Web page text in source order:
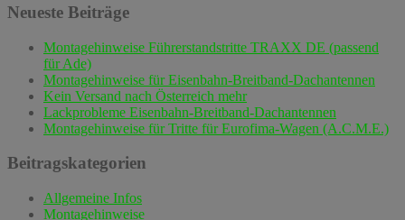
Neueste Beiträge
Montagehinweise Führerstandstritte TRAXX DE (passend
für Ade)
Montagehinweise für Eisenbahn-Breitband-Dachantennen
Kein Versand nach Österreich mehr
Lackprobleme Eisenbahn-Breitband-Dachantennen
Montagehinweise für Tritte für Eurofima-Wagen (A.C.M.E.)
Beitragskategorien
Allgemeine Infos
Montagehinweise